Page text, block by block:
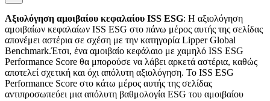
Αξιολόγηση αμοιβαίου κεφαλαίου ISS ESG: Η αξιολόγηση
αμοιβαίων κεφαλαίων ISS ESG στο πάνω μέρος αυτής της σελίδας
απονέμει αστέρια σε σχέση με την κατηγορία Lipper Global
Benchmark.Έτσι, ένα αμοιβαίο κεφάλαιο με χαμηλό ISS ESG
Performance Score θα μπορούσε να λάβει αρκετά αστέρια, καθώς
αποτελεί σχετική και όχι απόλυτη αξιολόγηση. Το ISS ESG
Performance Score στο κάτω μέρος αυτής της σελίδας
αντιπροσωπεύει μια απόλυτη βαθμολογία ESG του αμοιβαίου